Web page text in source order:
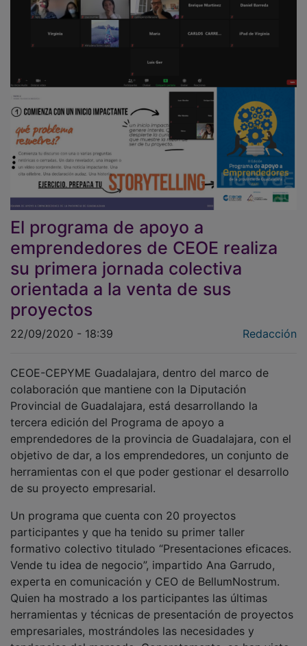
El programa de apoyo a
emprendedores de CEOE realiza
su primera jornada colectiva
orientada a la venta de sus
proyectos
22/09/2020 - 18:39
colaboración que mantiene con la Diputación
Provincial de Guadalajara, está desarrollando la
tercera edición del Programa de apoyo a
emprendedores de la provincia de Guadalajara, con el
objetivo de dar, a los emprendedores, un conjunto de
herramientas con el que poder gestionar el desarrollo
de su proyecto empresarial.
participantes y que ha tenido su primer taller
formativo colectivo titulado “Presentaciones eficaces.
Vende tu idea de negocio”, impartido Ana Garrudo,
experta en comunicación y CEO de BellumNostrum.
Quien ha mostrado a los participantes las últimas
herramientas y técnicas de presentación de proyectos
empresariales, mostrándoles las necesidades y
tendencias del mercado. Concretamente, se han visto